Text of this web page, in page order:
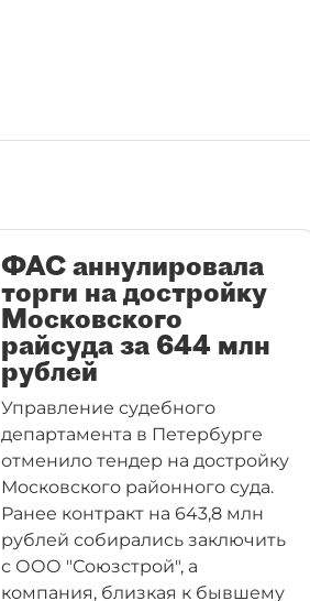
ФАС аннулировала
торги на достройку
Московского
райсуда за 644 млн
рублей
Управление судебного
департамента в Петербурге
отменило тендер на достройку
Московского районного суда.
Ранее контракт на 643,8 млн
рублей собирались заключить
с ООО "Союзстрой", а
компания, близкая к бывшему